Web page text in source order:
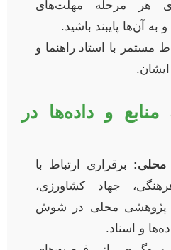
هر مرحله مهلت‌های
و به آن‌ها پایبند باشید.
مستمر با استاد راهنما و
ایشان.
و داده‌ها در
محلی: برقراری ارتباط با
جهاد کشاورزی،
پژوهشی محلی در شوش
و اسناد.